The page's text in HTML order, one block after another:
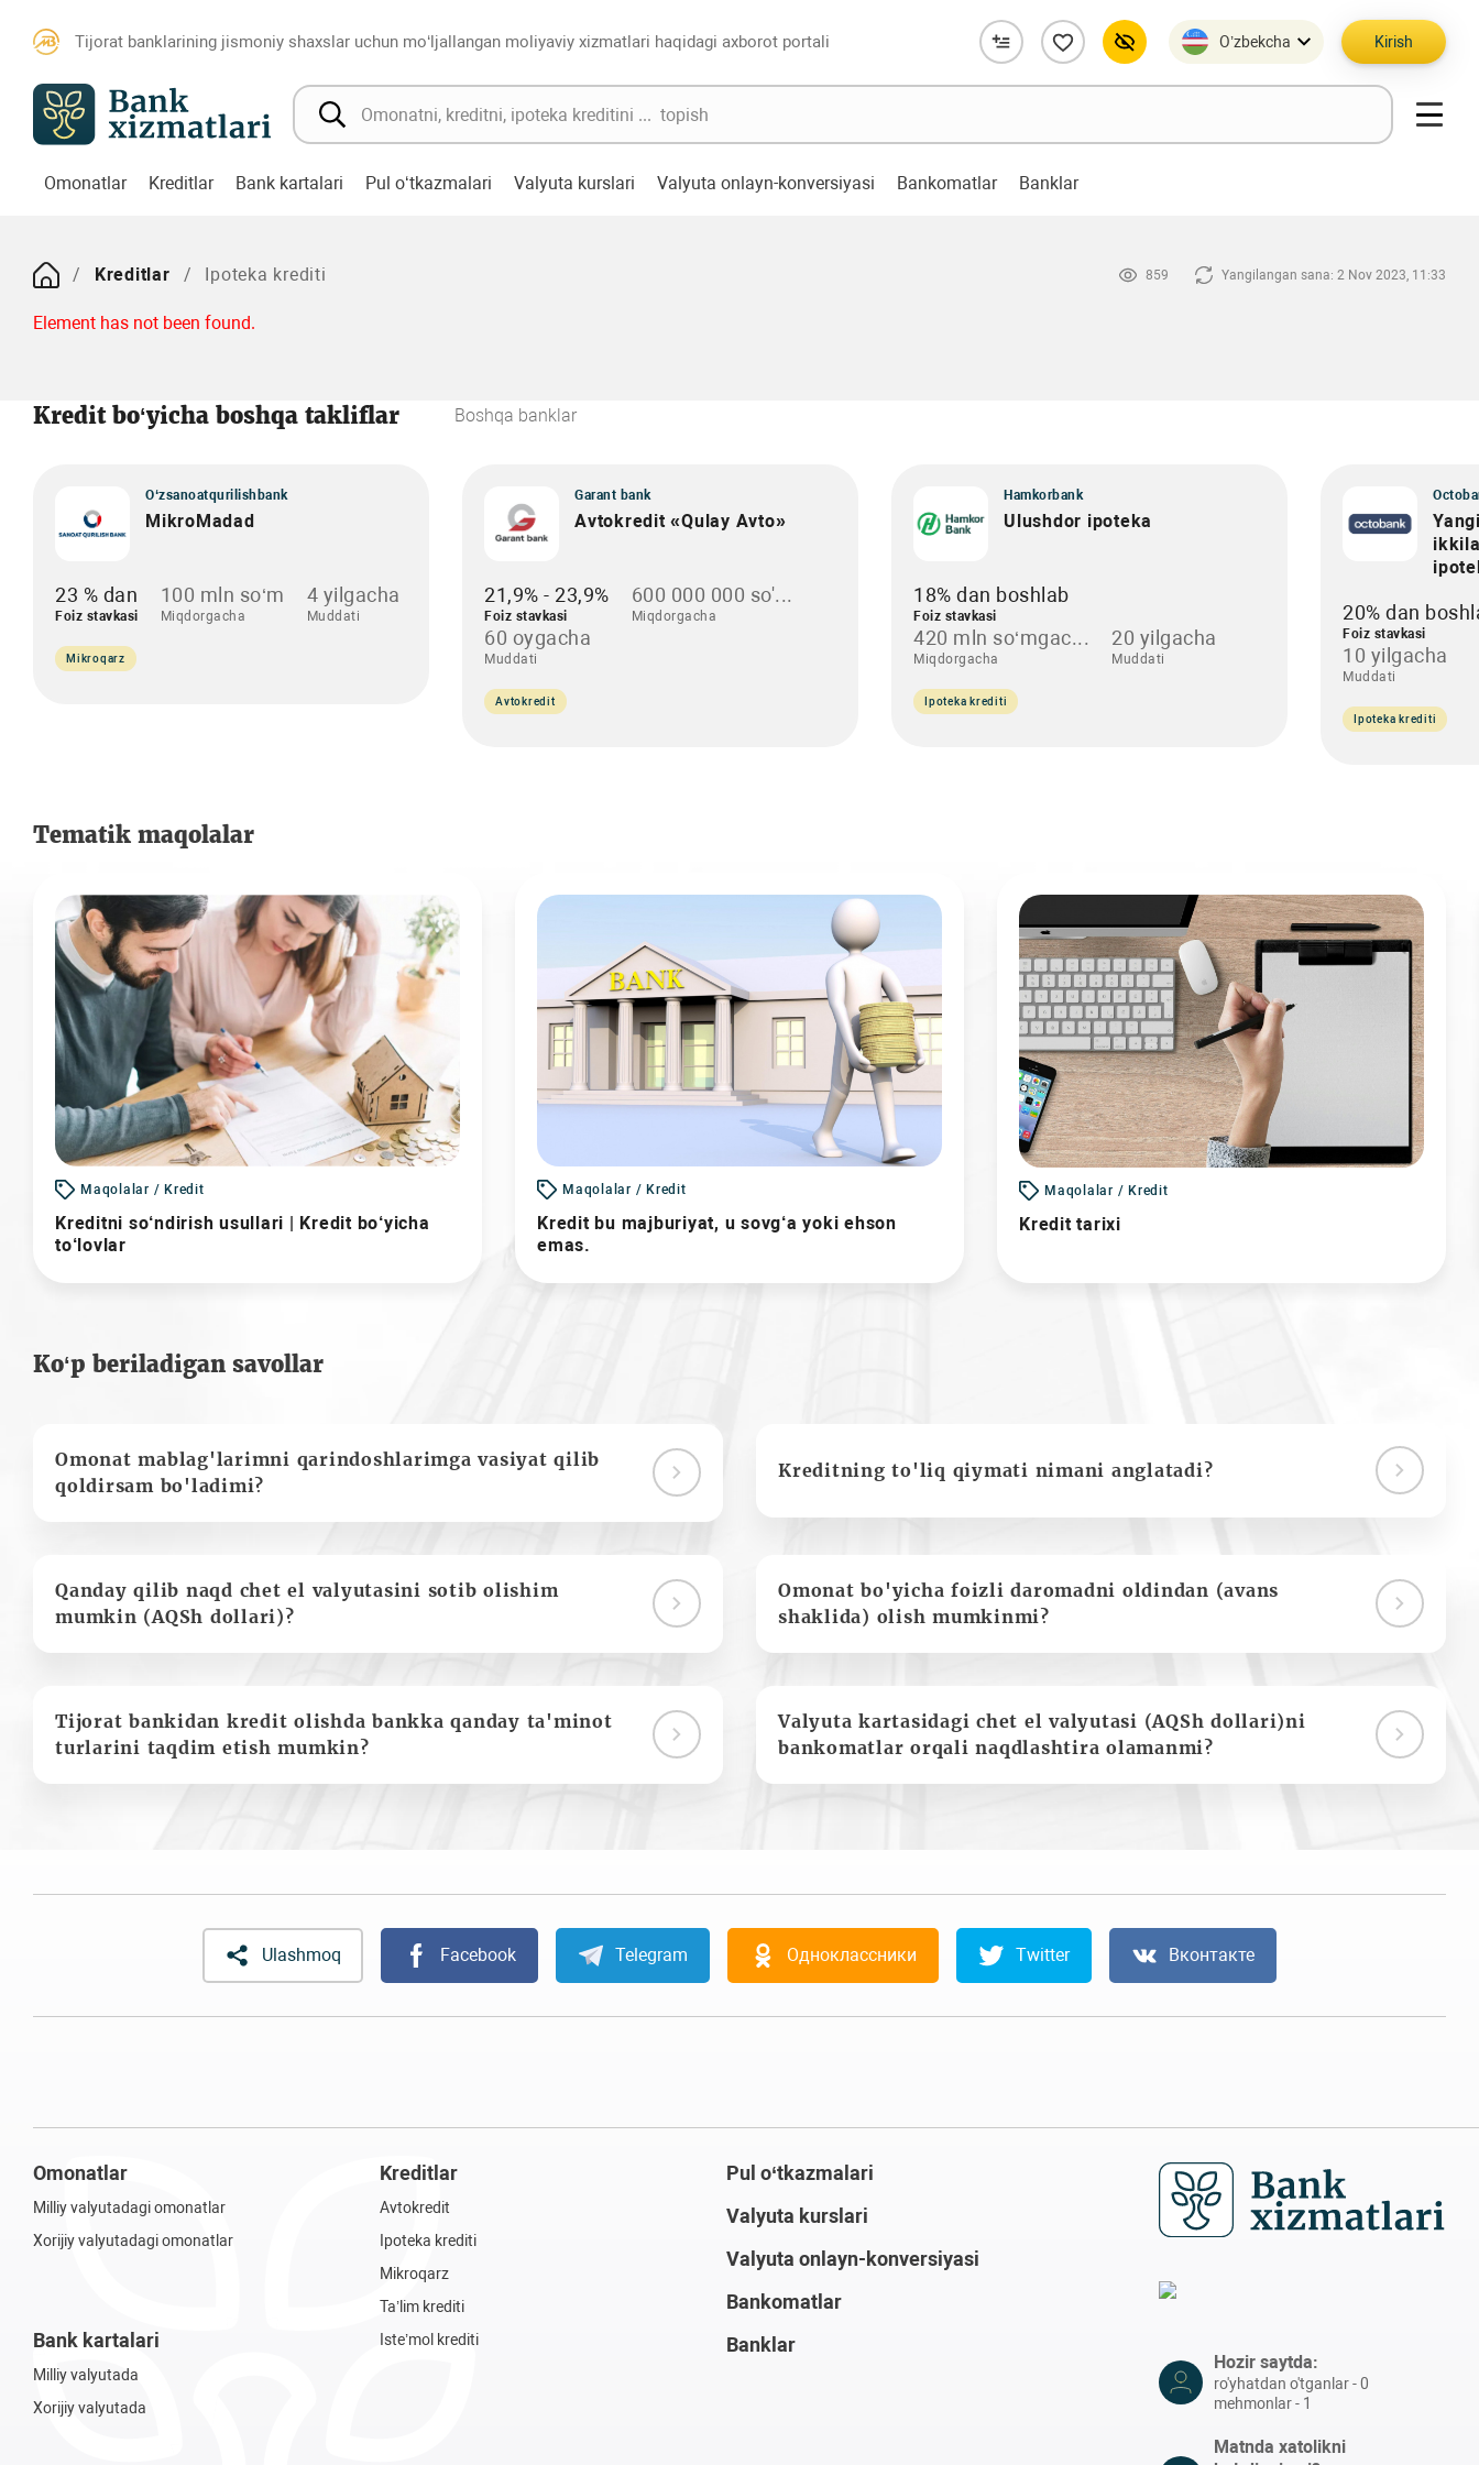
Tijorat banklarining jismoniy shaxslar uchun mo‘ljallangan moliyaviy xizmatlari haqidagi axborot portali O’zbekcha Kirish
Omonatlar Kreditlar Bank kartalari Pul o‘tkazmalari Valyuta kurslari Valyuta onlayn-konversiyasi Bankomatlar Banklar
Kreditlar Ipoteka krediti 859 Yangilangan sana: 2 Nov 2023, 11:33
Element has not been found.
Kredit bo‘yicha boshqa takliflar Boshqa banklar
O‘zsanoatqurilishbank
MikroMadad
23 % dan
Foiz stavkasi
100 mln so‘m
Miqdorgacha
4 yilgacha
Muddati
Mikroqarz
Garant bank
Avtokredit «Qulay Avto»
21,9% - 23,9%
Foiz stavkasi
600 000 000 so'...
Miqdorgacha
60 oygacha
Muddati
Avtokredit
Hamkorbank
Ulushdor ipoteka
18% dan boshlab
Foiz stavkasi
420 mln so‘mgac...
Miqdorgacha
20 yilgacha
Muddati
Ipoteka krediti
20% dan
Foiz stavkasi
10 yilgacha
Muddati
Ipoteka krediti
Tematik maqolalar
Maqolalar / Kredit
Kreditni so‘ndirish usullari | Kredit bo‘yicha
to‘lovlar
Maqolalar / Kredit
Kredit bu majburiyat, u sovg‘a yoki ehson
emas.
Maqolalar / Kredit
Kredit tarixi
Ko‘p beriladigan savollar
Omonat mablag'larimni qarindoshlarimga vasiyat qilib
qoldirsam bo'ladimi?
Kreditning to'liq qiymati nimani anglatadi?
Qanday qilib naqd chet el valyutasini sotib olishim
mumkin (AQSh dollari)?
Omonat bo'yicha foizli daromadni oldindan (avans
shaklida) olish mumkinmi?
Tijorat bankidan kredit olishda bankka qanday ta'minot
turlarini taqdim etish mumkin?
Valyuta kartasidagi chet el valyutasi (AQSh dollari)ni
bankomatlar orqali naqdlashtira olamanmi?
Ulashmoq Facebook Telegram Одноклассники Twitter Вконтакте
Omonatlar
Milliy valyutadagi omonatlar
Xorijiy valyutadagi omonatlar
Bank kartalari
Milliy valyutada
Xorijiy valyutada
Kreditlar
Avtokredit
Ipoteka krediti
Mikroqarz
Ta’lim krediti
Iste’mol krediti
Pul o‘tkazmalari
Valyuta kurslari
Valyuta onlayn-konversiyasi
Bankomatlar
Banklar
Hozir saytda:
ro'yhatdan o'tganlar - 0
mehmonlar - 1
Matnda xatolikni